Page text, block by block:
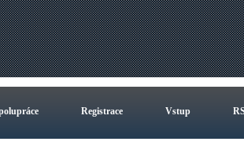
Registrace Vstup